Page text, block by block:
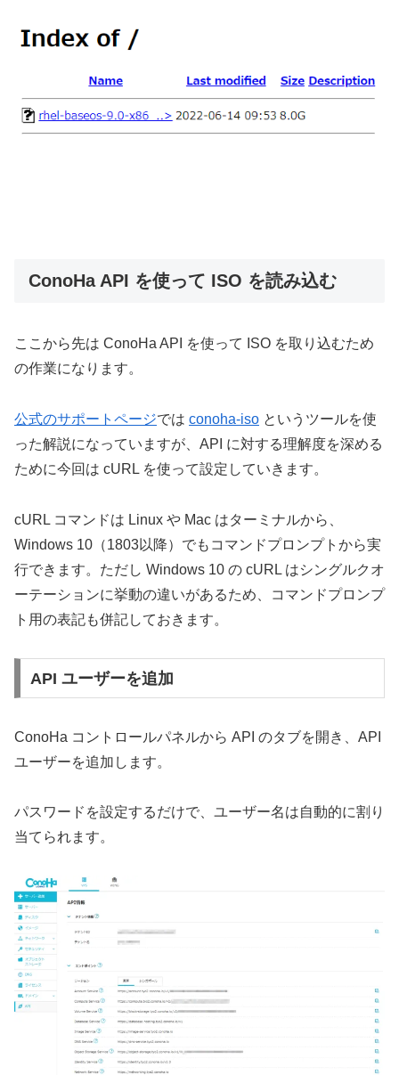
ConoHa API を使って ISO を読み込む
ここから先は ConoHa API を使って ISO を取り込むため
の作業になります。
公式のサポートページでは conoha-iso というツールを使
った解説になっていますが、API に対する理解度を深める
ために今回は cURL を使って設定していきます。
cURL コマンドは Linux や Mac はターミナルから、
Windows 10（1803以降）でもコマンドプロンプトから実
行できます。ただし Windows 10 の cURL はシングルクオ
ーテーションに挙動の違いがあるため、コマンドプロンプ
ト用の表記も併記しておきます。
API ユーザーを追加
ConoHa コントロールパネルから API のタブを開き、API
ユーザーを追加します。
パスワードを設定するだけで、ユーザー名は自動的に割り
当てられます。